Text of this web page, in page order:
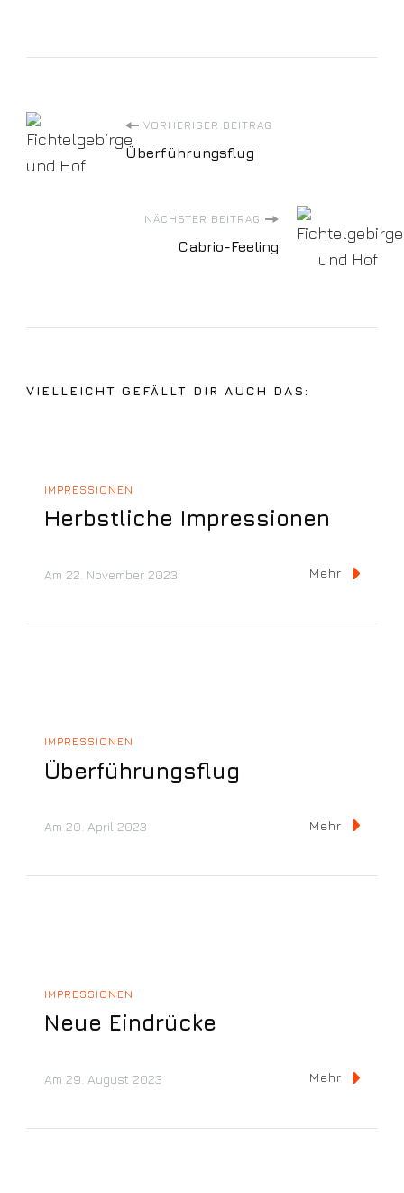
Beitragsnavigation
VORHERIGER BEITRAG
Überführungsflug
NÄCHSTER BEITRAG
Cabrio-Feeling
VIELLEICHT GEFÄLLT DIR AUCH DAS:
IMPRESSIONEN
Herbstliche Impressionen
Am 22. November 2023 Mehr
IMPRESSIONEN
Überführungsflug
Am 20. April 2023 Mehr
IMPRESSIONEN
Neue Eindrücke
Am 29. August 2023 Mehr